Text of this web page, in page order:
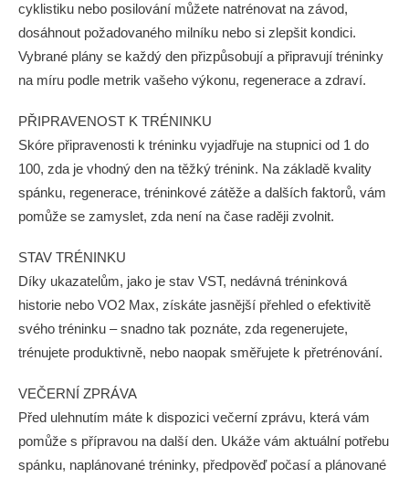
cyklistiku nebo posilování můžete natrénovat na závod,
dosáhnout požadovaného milníku nebo si zlepšit kondici.
Vybrané plány se každý den přizpůsobují a připravují tréninky
na míru podle metrik vašeho výkonu, regenerace a zdraví.
PŘIPRAVENOST K TRÉNINKU
Skóre připravenosti k tréninku vyjadřuje na stupnici od 1 do
100, zda je vhodný den na těžký trénink. Na základě kvality
spánku, regenerace, tréninkové zátěže a dalších faktorů, vám
pomůže se zamyslet, zda není na čase raději zvolnit.
STAV TRÉNINKU
Díky ukazatelům, jako je stav VST, nedávná tréninková
historie nebo VO2 Max, získáte jasnější přehled o efektivitě
svého tréninku – snadno tak poznáte, zda regenerujete,
trénujete produktivně, nebo naopak směřujete k přetrénování.
VEČERNÍ ZPRÁVA
Před ulehnutím máte k dispozici večerní zprávu, která vám
pomůže s přípravou na další den. Ukáže vám aktuální potřebu
spánku, naplánované tréninky, předpověď počasí a plánované